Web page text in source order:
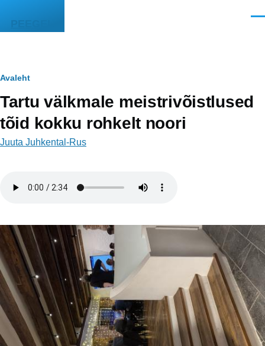
PEEGEL
Leivapuru
Avaleht
Tartu välkmale meistrivõistlused
tõid kokku rohkelt noori
Juuta Juhkental-Rus